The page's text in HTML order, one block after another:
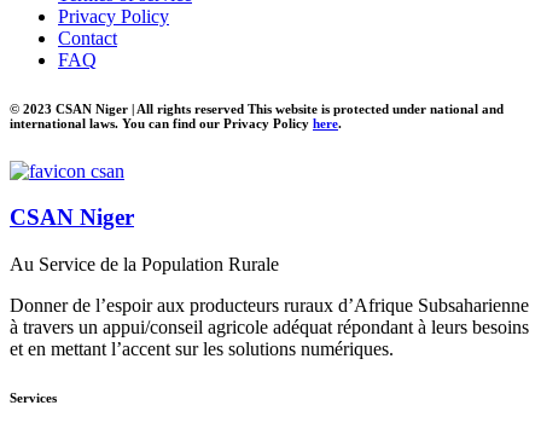
Privacy Policy
Contact
FAQ
© 2023 CSAN Niger | All rights reserved This website is protected under national and
international laws. You can find our Privacy Policy here.
CSAN Niger
Au Service de la Population Rurale
Donner de l’espoir aux producteurs ruraux d’Afrique Subsaharienne
à travers un appui/conseil agricole adéquat répondant à leurs besoins
et en mettant l’accent sur les solutions numériques.
Services